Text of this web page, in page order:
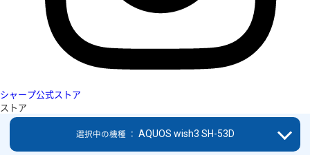
シャープ公式ストア
ストア
選択中の機種 ： AQUOS wish3 SH-53D